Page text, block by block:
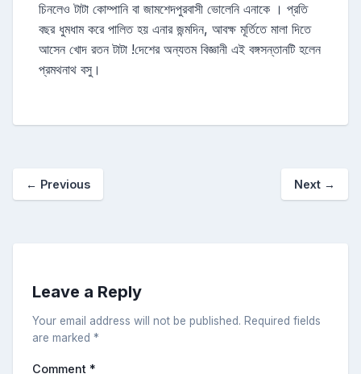
চিনলেও টাটা কোম্পানি বা জামশেদপুরবাসী ভোলেনি এনাকে । প্রতি
বছর ধুমধাম করে পালিত হয় এনার জন্মদিন, আবক্ষ মূর্তিতে মালা দিতে
আসেন খোদ রতন টাটা !দেশের অন্যতম বিজ্ঞানী এই বঙ্গসন্তানটি হলেন
প্রমথনাথ বসু।
← Previous Next →
Leave a Reply
Your email address will not be published. Required fields
are marked *
Comment *